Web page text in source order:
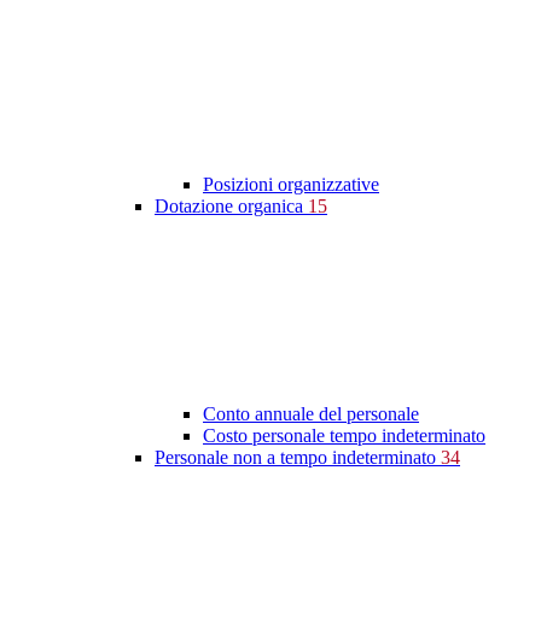
Posizioni organizzative
Dotazione organica 15
Conto annuale del personale
Costo personale tempo indeterminato
Personale non a tempo indeterminato 34